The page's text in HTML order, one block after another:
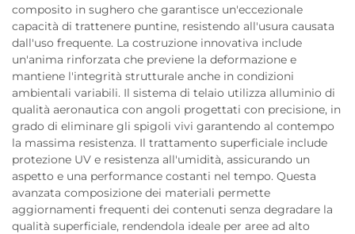
composito in sughero che garantisce un'eccezionale
capacità di trattenere puntine, resistendo all'usura causata
dall'uso frequente. La costruzione innovativa include
un'anima rinforzata che previene la deformazione e
mantiene l'integrità strutturale anche in condizioni
ambientali variabili. Il sistema di telaio utilizza alluminio di
qualità aeronautica con angoli progettati con precisione, in
grado di eliminare gli spigoli vivi garantendo al contempo
la massima resistenza. Il trattamento superficiale include
protezione UV e resistenza all'umidità, assicurando un
aspetto e una performance costanti nel tempo. Questa
avanzata composizione dei materiali permette
aggiornamenti frequenti dei contenuti senza degradare la
qualità superficiale, rendendola ideale per aree ad alto